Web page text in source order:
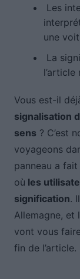
Les
une
La
l’article
Vous est-il
signalisation
sens ? C’est
voyageons
panneau a
où les
signification.
Allemagne, et
vont vous
fin de l’article.